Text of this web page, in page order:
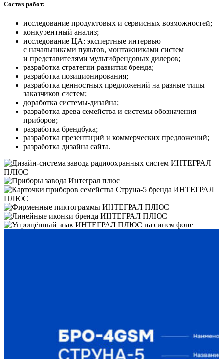
Состав работ:
исследование продуктовых и сервисных возможностей;
конкурентный анализ;
исследование ЦА: экспертные интервью
с начальниками пультов, монтажниками систем
и представителями мультибрендовых дилеров;
разработка стратегии развития бренда;
разработка позиционирования;
разработка ценностных предложений на разные типы
заказчиков систем;
доработка системы-дизайна;
разработка древа семейства и системы обозначения
приборов;
разработка брендбука;
разработка презентаций и коммерческих предложений;
разработка дизайна сайта.